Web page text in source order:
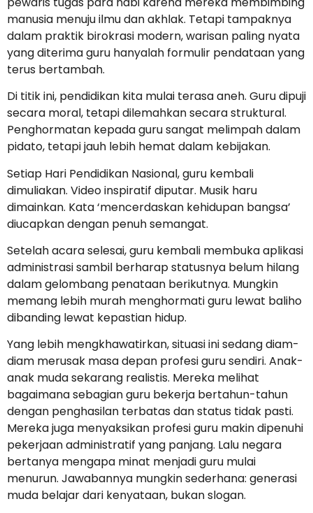
manusia menuju ilmu dan akhlak. Tetapi tampaknya
dalam praktik birokrasi modern, warisan paling nyata
yang diterima guru hanyalah formulir pendataan yang
terus bertambah.
Di titik ini, pendidikan kita mulai terasa aneh. Guru dipuji
secara moral, tetapi dilemahkan secara struktural.
Penghormatan kepada guru sangat melimpah dalam
pidato, tetapi jauh lebih hemat dalam kebijakan.
Setiap Hari Pendidikan Nasional, guru kembali
dimuliakan. Video inspiratif diputar. Musik haru
dimainkan. Kata ‘mencerdaskan kehidupan bangsa’
diucapkan dengan penuh semangat.
Setelah acara selesai, guru kembali membuka aplikasi
administrasi sambil berharap statusnya belum hilang
dalam gelombang penataan berikutnya. Mungkin
memang lebih murah menghormati guru lewat baliho
dibanding lewat kepastian hidup.
Yang lebih mengkhawatirkan, situasi ini sedang diam-
diam merusak masa depan profesi guru sendiri. Anak-
anak muda sekarang realistis. Mereka melihat
bagaimana sebagian guru bekerja bertahun-tahun
dengan penghasilan terbatas dan status tidak pasti.
Mereka juga menyaksikan profesi guru makin dipenuhi
pekerjaan administratif yang panjang. Lalu negara
bertanya mengapa minat menjadi guru mulai
menurun. Jawabannya mungkin sederhana: generasi
muda belajar dari kenyataan, bukan slogan.